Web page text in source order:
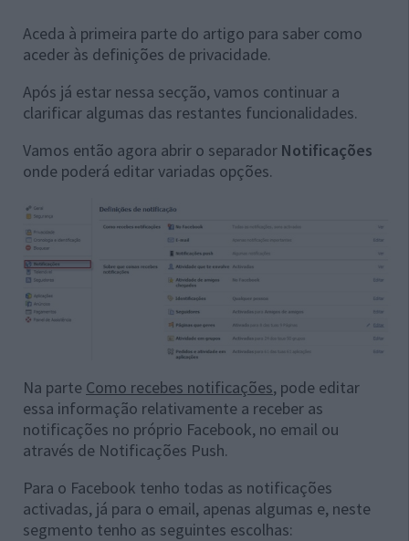
Aceda à primeira parte do artigo para saber como
aceder às definições de privacidade.
Após já estar nessa secção, vamos continuar a
clarificar algumas das restantes funcionalidades.
Vamos então agora abrir o separador Notificações
onde poderá editar variadas opções.
Na parte Como recebes notificações, pode editar
essa informação relativamente a receber as
notificações no próprio Facebook, no email ou
através de Notificações Push.
Para o Facebook tenho todas as notificações
activadas, já para o email, apenas algumas e, neste
segmento tenho as seguintes escolhas: